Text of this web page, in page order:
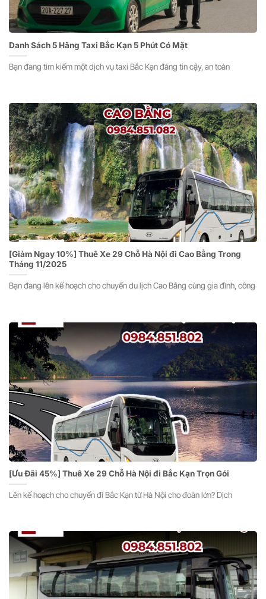
Danh Sách 5 Hãng Taxi Bắc Kạn 5 Phút Có Mặt
Bạn đang tìm kiếm một dịch vụ taxi Bắc Kạn đáng tin cậy, an toàn
[Giảm Ngay 10%] Thuê Xe 29 Chỗ Hà Nội đi Cao Bằng Trong
Tháng 11/2025
Bạn đang lên kế hoạch cho chuyến du lịch Cao Bằng cùng gia đình, công
[Ưu Đãi 45%] Thuê Xe 29 Chỗ Hà Nội đi Bắc Kạn Trọn Gói
Lên kế hoạch cho chuyến đi Bắc Kạn từ Hà Nội cho đoàn lớn? Dịch